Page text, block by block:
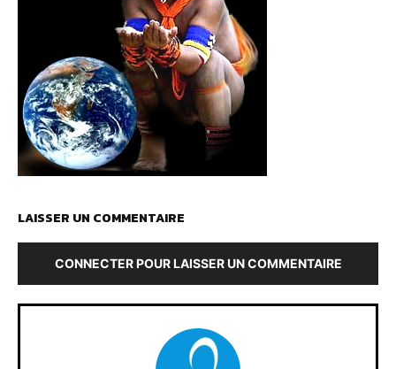
LAISSER UN COMMENTAIRE
CONNECTER POUR LAISSER UN COMMENTAIRE